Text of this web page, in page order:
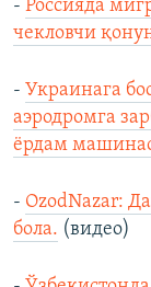
- Россияда
чекловчи
- Украинага
аэродромга
ёрдам
- OzodNazar:
бола. (видео)